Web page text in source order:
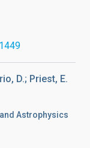
D.; Priest, E.
Astrophysics